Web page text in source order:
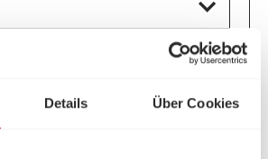
Details Über Cookies